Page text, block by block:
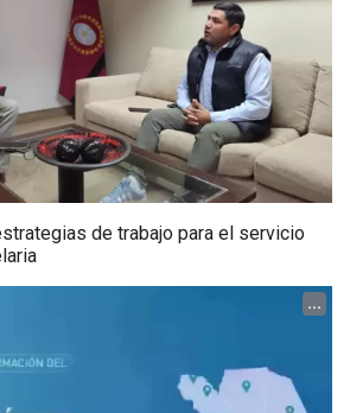
de trabajo para el servicio
...